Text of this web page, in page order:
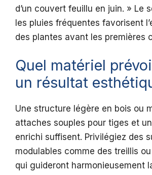
d’un couvert feuillu en juin. » Le
les pluies fréquentes favorisent
des plantes avant les premières
Quel matériel
un résultat
Une structure légère en bois ou
attaches souples pour tiges et
enrichi suffisent. Privilégiez des
modulables comme des treillis
qui guideront harmonieusement